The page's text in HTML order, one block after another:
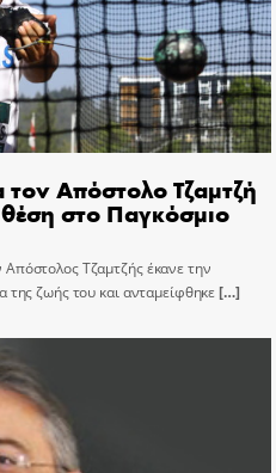
τον Απόστολο Τζαμτζή
στο Παγκόσμιο
Τζαμτζής έκανε την
ζωής του και ανταμείφθηκε[…]